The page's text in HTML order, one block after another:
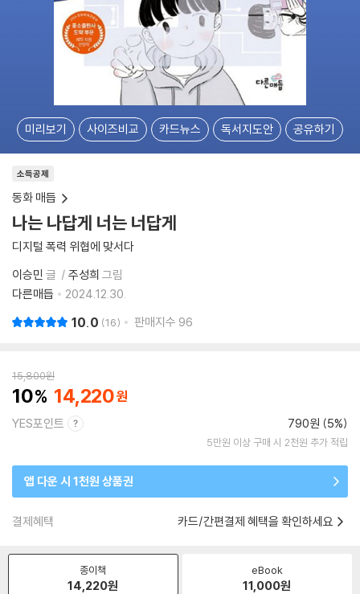
미리보기 사이즈비교 카드뉴스 독서지도안 공유하기
소득공제
동화 매듭
나는 나답게 너는 너답게
디지털 폭력 위협에 맞서다
이승민 글 주성희 그림
다른매듭
2024.12.30.
10.0 16 판매지수 96
15,800원
10 14,220
YES포인트 790원 (5%)
5만원 이상 구매 시 2천원 추가 적립
앱 다운 시 1천원 상품권
결제혜택 카드/간편결제 혜택을 확인하세요
종이책
14,220원
eBook
11,000원